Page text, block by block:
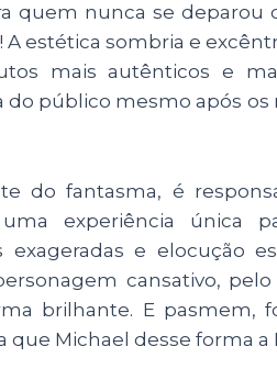
quem nunca se deparou
estética sombria e
mais autênticos e
público mesmo após os
do fantasma, é
experiência única
exageradas e elocução
cansativo,
brilhante. E pasmem,
que Michael desse forma a